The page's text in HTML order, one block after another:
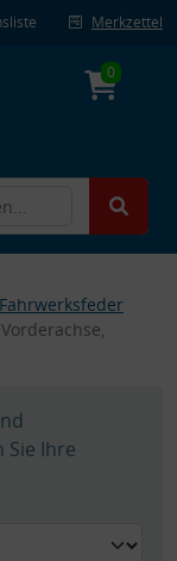
Merkzettel
0
Fahrwerksfeder
Ihre